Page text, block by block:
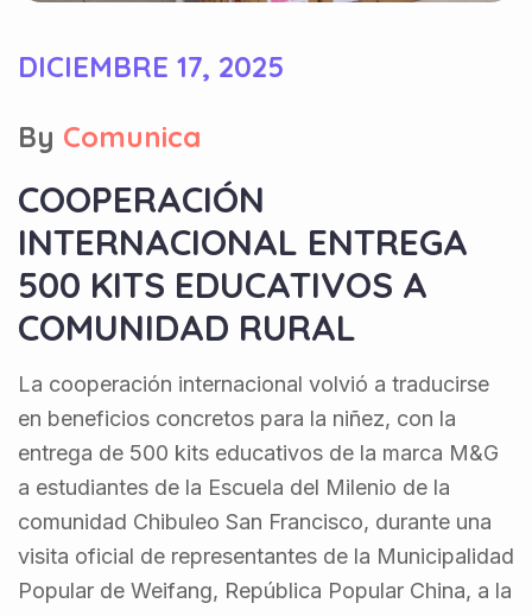
DICIEMBRE 17, 2025
By Comunica
COOPERACIÓN
INTERNACIONAL ENTREGA
500 KITS EDUCATIVOS A
COMUNIDAD RURAL
La cooperación internacional volvió a traducirse
en beneficios concretos para la niñez, con la
entrega de 500 kits educativos de la marca M&G
a estudiantes de la Escuela del Milenio de la
comunidad Chibuleo San Francisco, durante una
visita oficial de representantes de la Municipalidad
Popular de Weifang, República Popular China, a la